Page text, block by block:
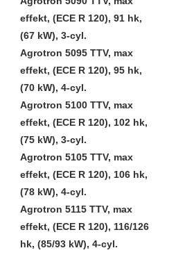
effekt, (ECE R 120), 91 hk,
(67 kW), 3-cyl.
Agrotron 5095 TTV, max
effekt, (ECE R 120), 95 hk,
(70 kW), 4-cyl.
Agrotron 5100 TTV, max
effekt, (ECE R 120), 102 hk,
(75 kW), 3-cyl.
Agrotron 5105 TTV, max
effekt, (ECE R 120), 106 hk,
(78 kW), 4-cyl.
Agrotron 5115 TTV, max
effekt, (ECE R 120), 116/126
hk, (85/93 kW), 4-cyl.